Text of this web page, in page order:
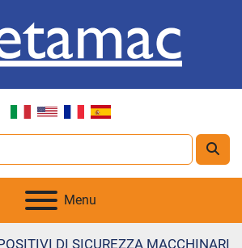
Menu
DI SICUREZZA MACCHINARI